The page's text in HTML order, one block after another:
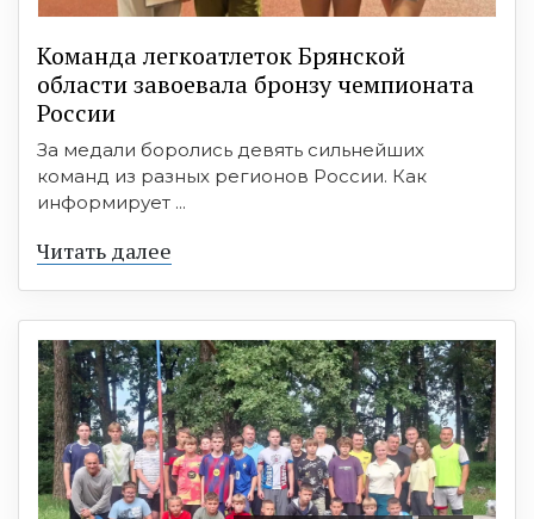
Команда легкоатлеток Брянской
области завоевала бронзу чемпионата
России
За медали боролись девять сильнейших
команд из разных регионов России. Как
информирует ...
Читать далее